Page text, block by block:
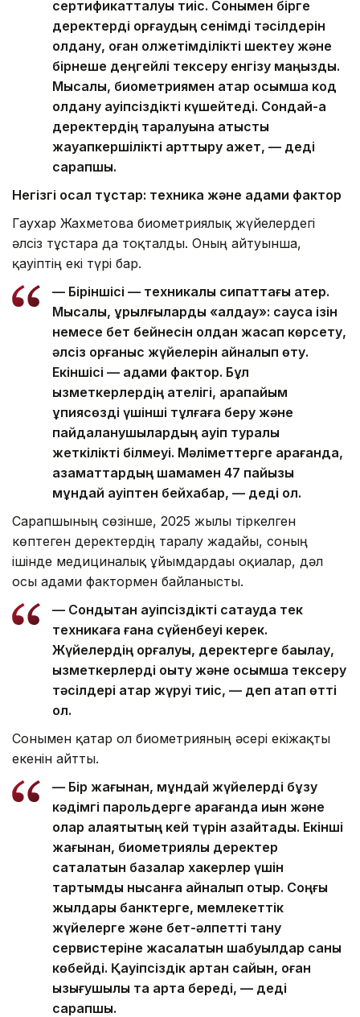
сертификатталуы тиіс. Сонымен бірге
деректерді қорғаудың сенімді тәсілдерін
қолдану, оған қолжетімділікті шектеу және
бірнеше деңгейлі тексеру енгізу маңызды.
Мысалы, биометриямен қатар қосымша код
қолдану қауіпсіздікті күшейтеді. Сондай-ақ
деректердің таралуына қатысты
жауапкершілікті арттыру қажет, — деді
сарапшы.
Негізгі осал тұстар: техника және адами фактор
Гаухар Жахметова биометриялық жүйелердегі
әлсіз тұстарға да тоқталды. Оның айтуынша,
қауіптің екі түрі бар.
— Біріншісі — техникалық сипаттағы қатер.
Мысалы, құрылғыларды «алдау»: саусақ ізін
немесе бет бейнесін қолдан жасап көрсету,
әлсіз қорғаныс жүйелерін айналып өту.
Екіншісі — адами фактор. Бұл
қызметкерлердің қателігі, қарапайым
құпиясөзді үшінші тұлғаға беру және
пайдаланушылардың қауіп туралы
жеткілікті білмеуі. Мәліметтерге қарағанда,
азаматтардың шамамен 47 пайызы
мұндай қауіптен бейхабар, — деді ол.
Сарапшының сөзінше, 2025 жылы тіркелген
көптеген деректердің таралу жағдайы, соның
ішінде медициналық ұйымдардағы оқиғалар, дәл
осы адами фактормен байланысты.
— Сондықтан қауіпсіздікті сақтауда тек
техникаға ғана сүйенбеуі керек.
Жүйелердің қорғалуы, деректерге бақылау,
қызметкерлерді оқыту және қосымша тексеру
тәсілдері қатар жүруі тиіс, — деп атап өтті
ол.
Сонымен қатар ол биометрияның әсері екіжақты
екенін айтты.
— Бір жағынан, мұндай жүйелерді бұзу
кәдімгі парольдерге қарағанда қиын және
олар алаяқтықтың кей түрін азайтады. Екінші
жағынан, биометриялық деректер
сақталатын базалар хакерлер үшін
тартымды нысанға айналып отыр. Соңғы
жылдары банктерге, мемлекеттік
жүйелерге және бет-әлпетті тану
сервистеріне жасалатын шабуылдар саны
көбейді. Қауіпсіздік артқан сайын, оған
қызығушылық та арта береді, — деді
сарапшы.